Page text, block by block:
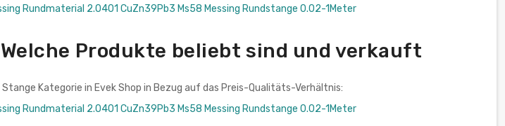
Rundmaterial 2.0401 CuZn39Pb3 Ms58 Messing Rundstange 0.02-1Meter
Produkte beliebt sind und verkauft
Kategorie in Evek Shop in Bezug auf das Preis-Qualitäts-Verhältnis:
Rundmaterial 2.0401 CuZn39Pb3 Ms58 Messing Rundstange 0.02-1Meter